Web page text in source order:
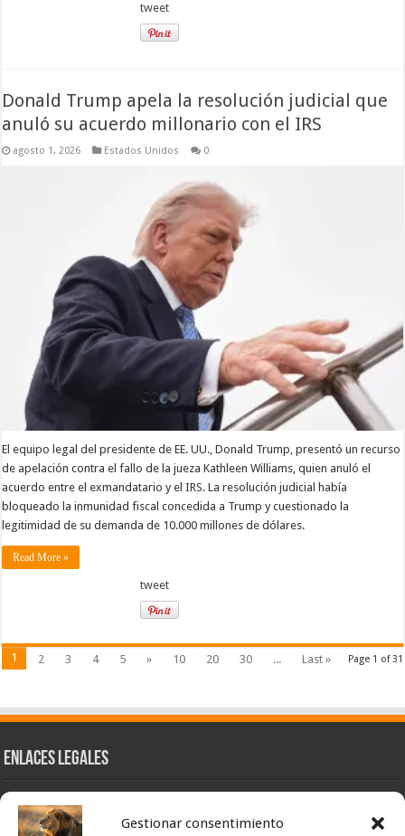
Gestionar consentimiento
tweet
Donald Trump apela la resolución judicial que
anuló su acuerdo millonario con el IRS
agosto 1, 2026 Estados Unidos 0
El equipo legal del presidente de EE. UU., Donald Trump, presentó un recurso
de apelación contra el fallo de la jueza Kathleen Williams, quien anuló el
acuerdo entre el exmandatario y el IRS. La resolución judicial había
bloqueado la inmunidad fiscal concedida a Trump y cuestionado la
legitimidad de su demanda de 10.000 millones de dólares.
Read More »
tweet
Page 1 of 31
1 2 3 4 5 » 10 20 30 ... Last »
Enlaces Legales
Nuestra Esencia
Pulso Global